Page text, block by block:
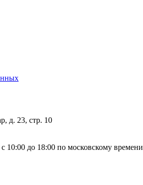
д. 23, стр. 10
10:00 до 18:00 по московскому времени